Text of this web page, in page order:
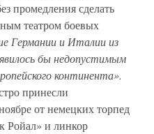
промедления сделать
театром боевых
Германии и Италии из
бы недопустимым
континента».
принесли
от немецких торпед
Ройал» и линкор